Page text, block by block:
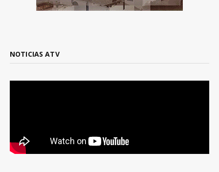
NOTICIAS ATV